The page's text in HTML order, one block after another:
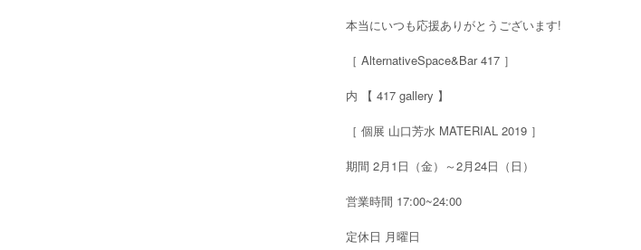
本当にいつも応援ありがとうございます!
［ AlternativeSpace&Bar 417 ］
内 【 417 gallery 】
［ 個展 山口芳水 MATERIAL 2019 ］
期間 2月1日（金）～2月24日（日）
営業時間 17:00~24:00
定休日 月曜日